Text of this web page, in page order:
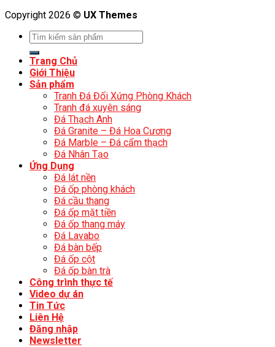
Copyright 2026 © UX Themes
Trang Chủ
Giới Thiệu
Sản phẩm
Tranh Đá Đối Xứng Phòng Khách
Tranh đá xuyên sáng
Đá Thạch Anh
Đá Granite – Đá Hoa Cương
Đá Marble – Đá cẩm thạch
Đá Nhân Tạo
Ứng Dụng
Đá lát nền
Đá ốp phòng khách
Đá cầu thang
Đá ốp mặt tiền
Đá ốp thang máy
Đá Lavabo
Đá bàn bếp
Đá ốp cột
Đá ốp bàn trà
Công trình thực tế
Video dự án
Tin Tức
Liên Hệ
Đăng nhập
Newsletter